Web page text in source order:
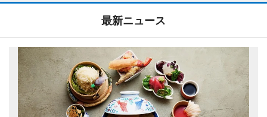
最新ニュース